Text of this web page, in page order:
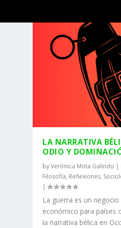
LA NARRATIVA
ODIO Y
byVerónica Mota Galindo |
Filosofía, Reflexiones,
|
La guerra es un
económico para países
la narrativa bélica en